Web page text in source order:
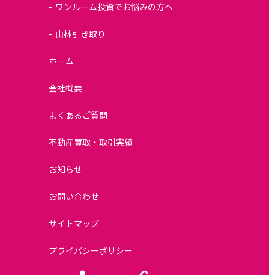
ワンルーム投資でお悩みの方へ
山林引き取り
ホーム
会社概要
よくあるご質問
不動産買取・取引実績
お知らせ
お問い合わせ
サイトマップ
プライバシーポリシー